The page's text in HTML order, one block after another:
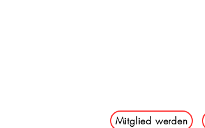
Mitglied werden